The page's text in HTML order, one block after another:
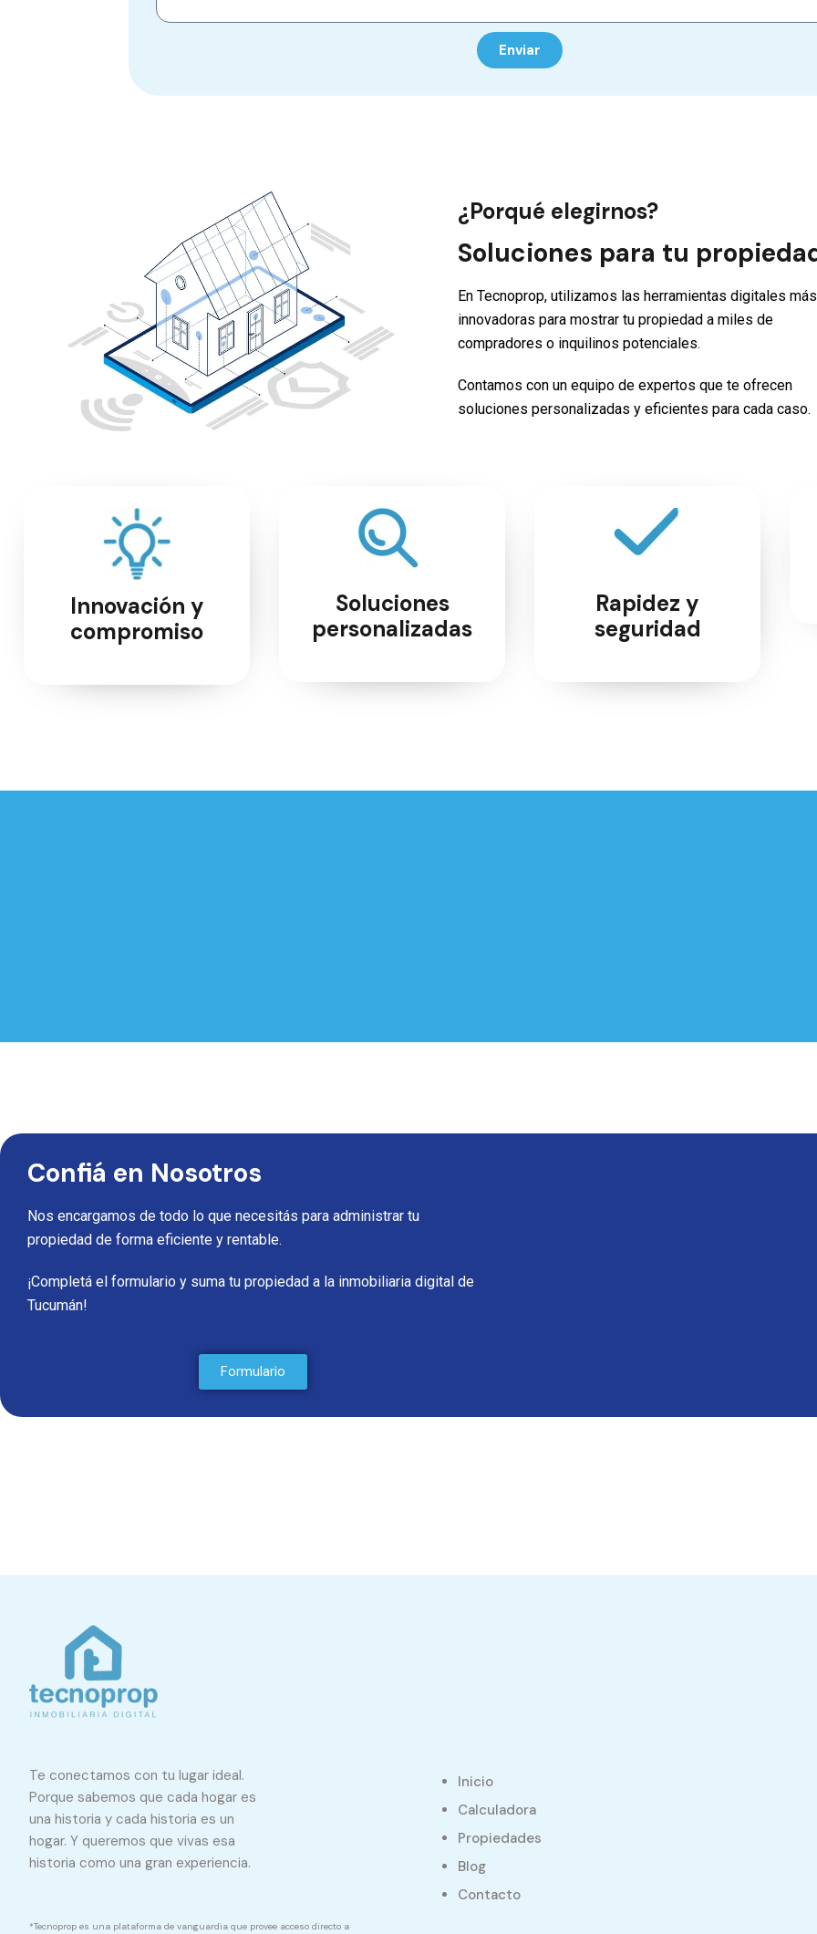
Enviar
¿Porqué elegirnos?
Soluciones para tu
En Tecnoprop, utilizamos las herramientas digitales más
innovadoras para mostrar tu propiedad a miles de
compradores o inquilinos potenciales.
Contamos con un equipo de expertos que te ofrecen
soluciones personalizadas y eficientes para cada caso.
Innovación y
compromiso
Soluciones
personalizadas
Rapidez y
seguridad
Confiá en Nosotros
Nos encargamos de todo lo que necesitás para administrar tu
propiedad de forma eficiente y rentable.
¡Completá el formulario y suma tu propiedad a la inmobiliaria digital de
Tucumán!
Formulario
Te conectamos con tu lugar ideal.
Porque sabemos que cada hogar es
una historia y cada historia es un
hogar. Y queremos que vivas esa
historia como una gran experiencia.
*Tecnoprop es una plataforma de vanguardia que provee acceso directo a
Inicio
Calculadora
Propiedades
Blog
Contacto